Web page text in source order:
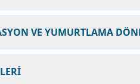
VE YUMURTLAMA